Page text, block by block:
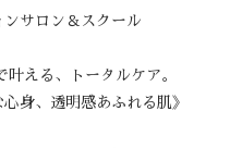
ンサロン＆スクール
叶える、トータルケア。
身、透明感あふれる肌》